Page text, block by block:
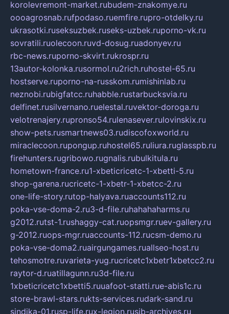
korolevremont-market.rubudem-znakomye.ru
oooagrosnab.rufpodaso.ruemfire.rupro-otdelky.ru
ukrasotki.ruseksuzbek.ruseks-uzbek.ruporno-vk.ru
sovratili.ruolecoon.ruvd-dosug.ruadonyev.ru
rbc-news.ruporno-skvirt.rukrospr.ru
13autor-kolonka.rusormol.ru2rich.ruhostel-65.ru
hostserve.ruporno-na-russkom.rumishinlab.ru
neznobi.rubigfatcc.ruhabble.rustarbucksvia.ru
delfinet.rusilvernano.ruelestal.ruvektor-doroga.ru
velotrenajery.rupronso54.rulenasever.rulovinskix.ru
show-pets.rusmartnews03.rudiscofoxworld.ru
miraclecoon.rupongup.ruhostel65.ruliura.ruglasspb.ru
firehunters.rugribowo.rugnalis.rubulkitula.ru
hometown-france.ru1-xbeticricetc-1-xbetti-5.ru
shop-garena.rucricetc-1-xbetr-1-xbetcc-2.ru
one-life-story.rutop-halyava.ruaccounts112.ru
poka-vse-doma-2.ru3-d-file.ruhahahaharms.ru
g2012.rutst-1.rushaggy-cat.ruopsmgr.ruev-gallery.ru
g-2012.ruops-mgr.ruaccounts-112.rucsm-demo.ru
poka-vse-doma2.ruairgungames.ruallseo-host.ru
tehosmotre.ruvarieta-yug.rucricetc1xbetr1xbetcc2.ru
raytor-d.ruatillagunn.ru3d-file.ru
1xbeticricetc1xbetti5.ruuafoot-statti.rue-abis1c.ru
store-brawl-stars.rukts-services.rudark-sand.ru
sindika-01.rusp-life.rux-legion.rusib-archives.ru